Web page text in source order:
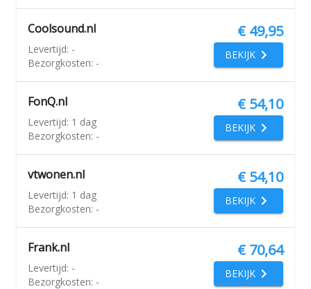
Coolsound.nl € 49,95
BEKIJK
Levertijd: -
Bezorgkosten: -
FonQ.nl € 54,10
BEKIJK
Levertijd: 1 dag
Bezorgkosten: -
vtwonen.nl € 54,10
BEKIJK
Levertijd: 1 dag
Bezorgkosten: -
Frank.nl € 70,64
BEKIJK
Levertijd: -
Bezorgkosten: -